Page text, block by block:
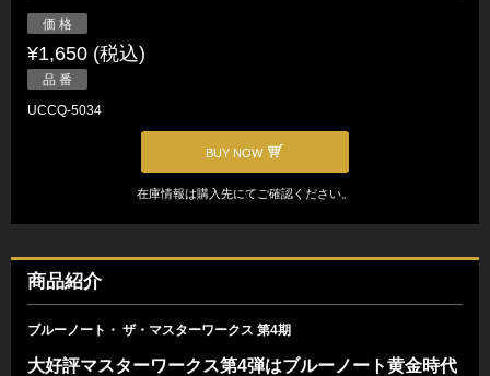
価 格
¥1,650 (税込)
品 番
UCCQ-5034
BUY NOW
在庫情報は購入先にてご確認ください。
商品紹介
ブルーノート・ ザ・マスターワークス 第4期
大好評マスターワークス第4弾はブルーノート黄金時代